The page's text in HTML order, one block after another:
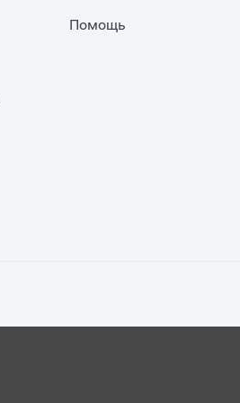
Помощь